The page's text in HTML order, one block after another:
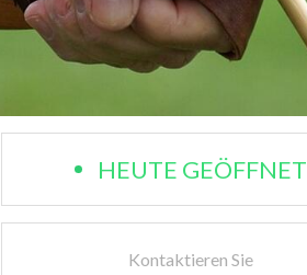
HEUTE GEÖFFNET
Kontaktieren Sie